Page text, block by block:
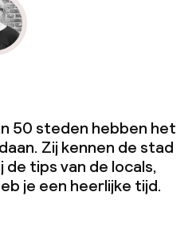
50 steden hebben het
Zij kennen de stad
de tips van de locals,
je een heerlijke tijd.